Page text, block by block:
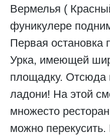
Вермелья (
фуникулере
Первая остановка
Урка, имеющей
площадку. Отсюда
ладони! На этой
множесто
можно